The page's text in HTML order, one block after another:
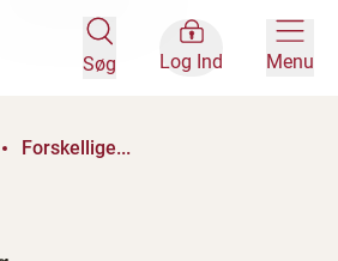
Søg Log Ind Menu
Forskellige...